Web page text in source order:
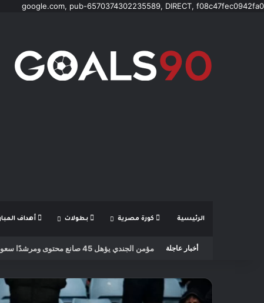
google.com, pub-6570374302235589, DIRECT, f08c47fec0942fa0
الرئيسية كورة مصرية بطولات أهداف
أخبار عاجلة مؤمن الجندي يؤهل 45 صانع محتوى ومرشدًا سعوديًا لتعزيز الهوية السياحية الرقمية للمملكة